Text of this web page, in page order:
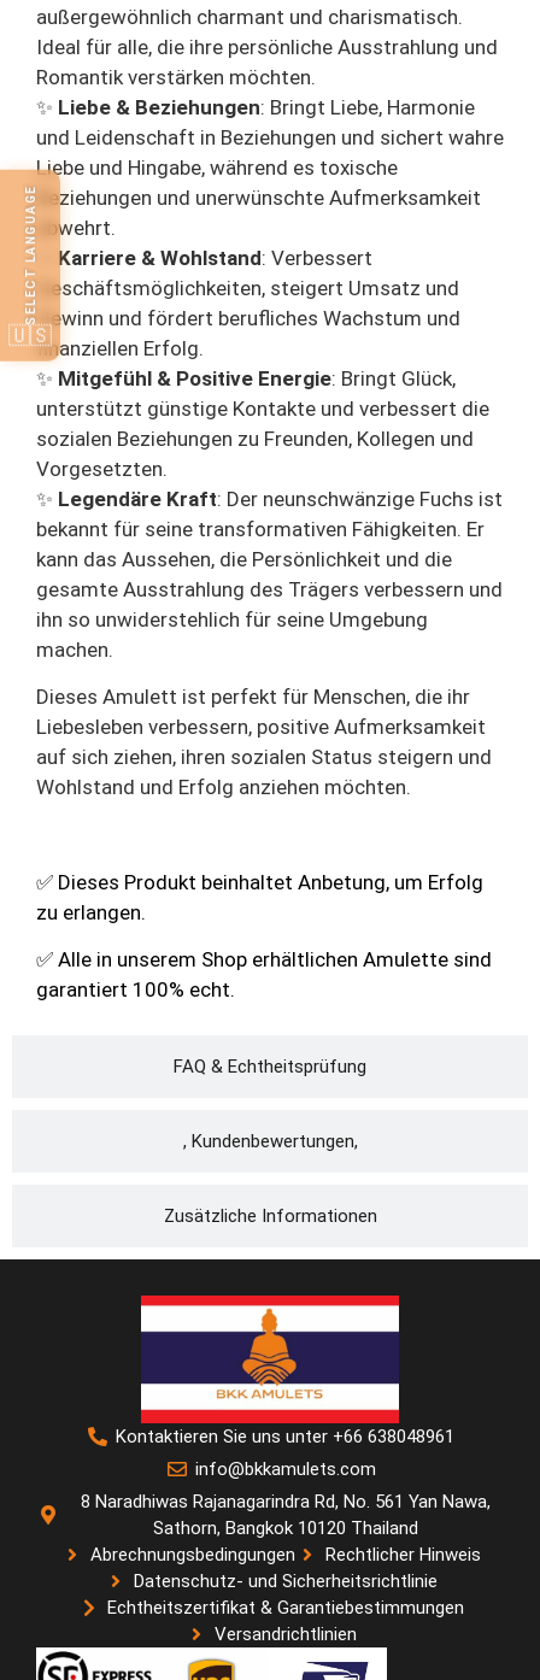
FAQ & Echtheitsprüfung
, Kundenbewertungen,
Zusätzliche Informationen
außergewöhnlich charmant und charismatisch.
Ideal für alle, die ihre persönliche Ausstrahlung und
Romantik verstärken möchten.
✨ Liebe & Beziehungen: Bringt Liebe, Harmonie
und Leidenschaft in Beziehungen und sichert wahre
Liebe und Hingabe, während es toxische
Beziehungen und unerwünschte Aufmerksamkeit
abwehrt.
Karriere & Wohlstand: Verbessert
Geschäftsmöglichkeiten, steigert Umsatz und
Gewinn und fördert berufliches Wachstum und
finanziellen Erfolg.
✨ Mitgefühl & Positive Energie: Bringt Glück,
unterstützt günstige Kontakte und verbessert die
sozialen Beziehungen zu Freunden, Kollegen und
Vorgesetzten.
✨ Legendäre Kraft: Der neunschwänzige Fuchs ist
bekannt für seine transformativen Fähigkeiten. Er
kann das Aussehen, die Persönlichkeit und die
gesamte Ausstrahlung des Trägers verbessern und
ihn so unwiderstehlich für seine Umgebung
machen.
Dieses Amulett ist perfekt für Menschen, die ihr
Liebesleben verbessern, positive Aufmerksamkeit
auf sich ziehen, ihren sozialen Status steigern und
Wohlstand und Erfolg anziehen möchten.
✅ Dieses Produkt beinhaltet Anbetung, um Erfolg
zu erlangen.
✅ Alle in unserem Shop erhältlichen Amulette sind
garantiert 100% echt.
Kontaktieren Sie uns unter +66 638048961
info@bkkamulets.com
8 Naradhiwas Rajanagarindra Rd, No. 561 Yan Nawa,
Sathorn, Bangkok 10120 Thailand
Abrechnungsbedingungen
Rechtlicher Hinweis
Datenschutz- und Sicherheitsrichtlinie
Echtheitszertifikat & Garantiebestimmungen
Versandrichtlinien
SELECT LANGUAGE
🇺🇸